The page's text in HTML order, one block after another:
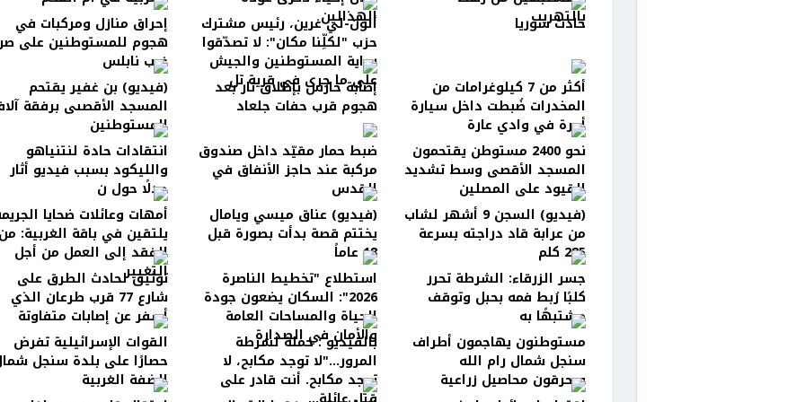
بالتهريب الهذالين
حادث سوريا
ألون-لي غرين، رئيس مشترك
حزب "لكلِّنا مكان": لا تصدّقوا
رواية المستوطنين والجيش
على ما جرى في قرية تل
إحراق منازل ومركبات في
هجوم للمستوطنين على
غرب نابلس
أكثر من 7 كيلوغرامات من
المخدرات ضُبطت داخل سيارة
أجرة في وادي عارة
إصابة حارس بإطلاق نار بعد
هجوم قرب حفات جلعاد
(فيديو) بن غفير يقتحم
المسجد الأقصىى برفقة
المستوطنين
نحو 2400 مستوطن يقتحمون
المسجد الأقصى وسط تشديد
القيود على المصلين
ضبط حمار مقيّد داخل صندوق
مركبة عند حاجز الأنفاق في
القدس
انتقادات حادة لنتنياهو
والليكود بسبب فيديو أثار
جدلًا حول ن
(فيديو) السجن 9 أشهر لشاب
من عرابة قاد دراجته بسرعة
285 كلم
(فيديو) عناق ميسي ويامال
يختتم قصة بدأت بصورة قبل
18 عاماً
أمهات وعائلات ضحايا
يلتقين في باقة الغربية: من
الفقد إلى العمل من أجل
التغيير جسر الزرقاء: الشرطة تحرر
كلبًا رُبط فمه بحبل وتوقف
مشتبهًا به
استطلاع "تخطيط الناصرة
2026": السكان يضعون جودة
الحياة والمساحات العامة
والأمان في الصدارة
توثيق لحادث الطرق على
شارع 77 قرب طرعان الذي
أسفر عن إصابات متفاوتة
مستوطنون يهاجمون أطراف
سنجل شمال رام الله
ويحرقون محاصيل زراعية
بالفيديو : حملة لشرطة
المرور..."لا توجد مكابح، لا
توجد مكابح. أنت قادر على
القوات الإسرائيلية تفرض
حصارًا على بلدة سنجل
الضفة الغربية